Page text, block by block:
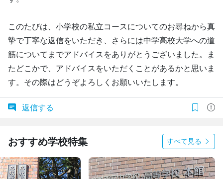
このたびは、小学校の私立コースについてのお尋ねから真
摯で丁寧な返信をいただき、さらには中学高校大学への道
筋についてまでアドバイスをありがとうございました。ま
たどこかで、アドバイスをいただくことがあるかと思いま
す。その際はどうぞよろしくお願いいたします。
返信する
おすすめ学校特集 すべて見る